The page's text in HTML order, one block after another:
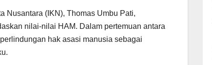
Nusantara (IKN), Thomas Umbu Pati,
nilai-nilai HAM. Dalam pertemuan antara
hak asasi manusia sebagai